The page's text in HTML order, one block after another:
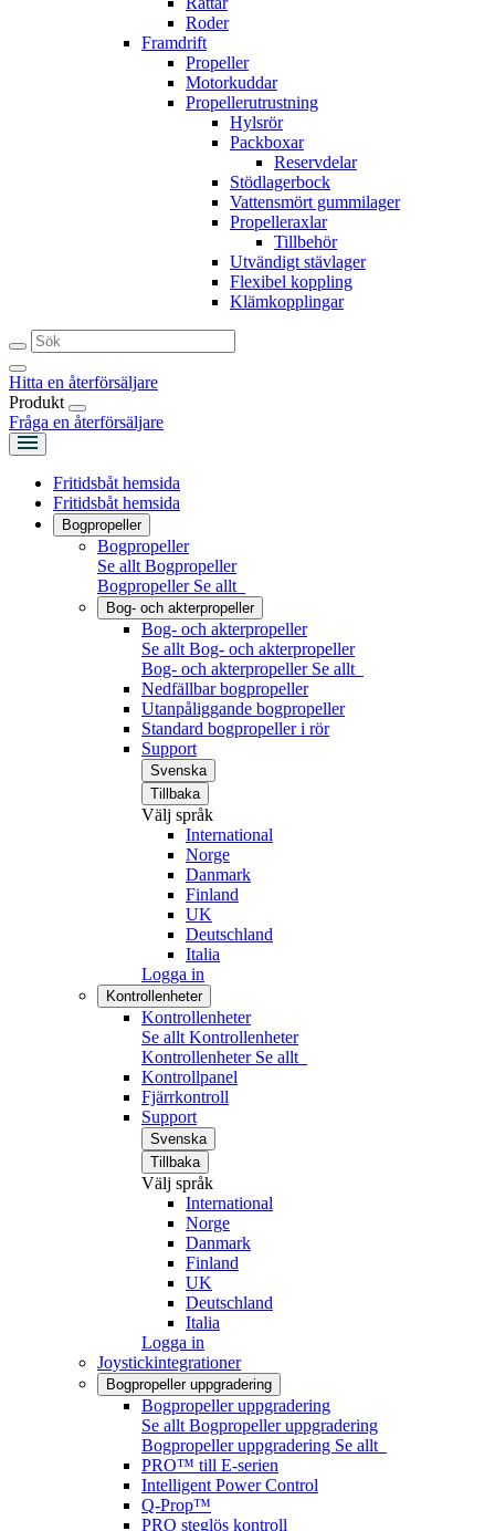
Roder
Framdrift
Propeller
Motorkuddar
Propellerutrustning
Hylsrör
Packboxar
Reservdelar
Stödlagerbock
Vattensmört gummilager
Propelleraxlar
Tillbehör
Utvändigt stävlager
Flexibel koppling
Klämkopplingar
Hitta en återförsäljare
Produkt
Fråga en återförsäljare
Fritidsbåt hemsida
Fritidsbåt hemsida
Bogpropeller
Bogpropeller
Se allt Bogpropeller
Bogpropeller Se allt
Bog- och akterpropeller
Bog- och akterpropeller
Se allt Bog- och akterpropeller
Bog- och akterpropeller Se allt
Nedfällbar bogpropeller
Utanpåliggande bogpropeller
Standard bogpropeller i rör
Support
Svenska
Tillbaka
Välj språk
International
Norge
Danmark
Finland
UK
Deutschland
Italia
Logga in
Kontrollenheter
Kontrollenheter
Se allt Kontrollenheter
Kontrollenheter Se allt
Kontrollpanel
Fjärrkontroll
Support
Svenska
Tillbaka
Välj språk
International
Norge
Danmark
Finland
UK
Deutschland
Italia
Logga in
Joystickintegrationer
Bogpropeller uppgradering
Bogpropeller uppgradering
Se allt Bogpropeller uppgradering
Bogpropeller uppgradering Se allt
PRO™ till E-serien
Intelligent Power Control
Q-Prop™
PRO steglös kontroll